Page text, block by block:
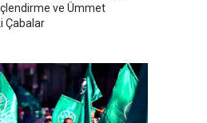
ve Ümmet
Çabalar